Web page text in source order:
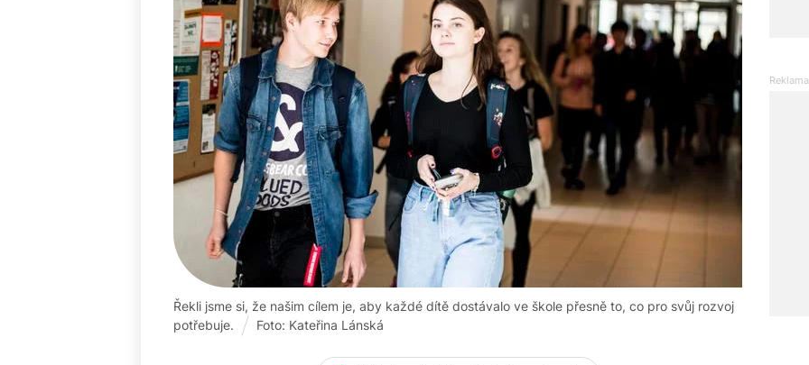
Řekli jsme si, že našim cílem je, aby každé dítě dostávalo ve škole přesně to, co pro svůj rozvoj
potřebuje.
Foto: Kateřina Lánská